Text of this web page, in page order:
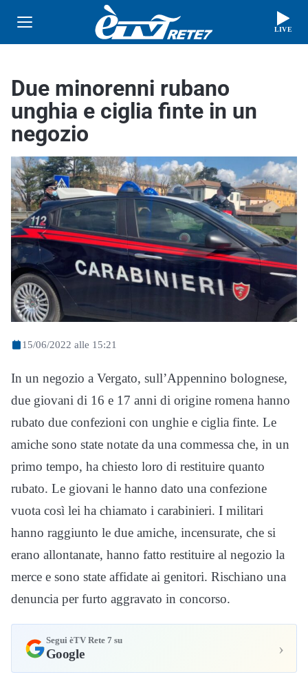
LIVE
Due minorenni rubano
unghia e ciglia finte in un
negozio
15/06/2022 alle 15:21
In un negozio a Vergato, sull’Appennino bolognese,
due giovani di 16 e 17 anni di origine romena hanno
rubato due confezioni con unghie e ciglia finte. Le
amiche sono state notate da una commessa che, in un
primo tempo, ha chiesto loro di restituire quanto
rubato. Le giovani le hanno dato una confezione
vuota così lei ha chiamato i carabinieri. I militari
hanno raggiunto le due amiche, incensurate, che si
erano allontanate, hanno fatto restituire al negozio la
merce e sono state affidate ai genitori. Rischiano una
denuncia per furto aggravato in concorso.
Segui èTV Rete 7 su
Google ›